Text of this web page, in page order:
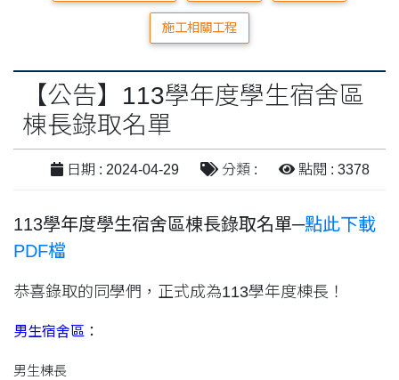
施工相關工程
【公告】113學年度學生宿舍區
棟長錄取名單
日期 : 2024-04-29 分類 : 點閱 : 3378
113學年度學生宿舍區棟長錄取名單─點此下載
PDF檔
恭喜錄取的同學們，正式成為113學年度棟長！
男生宿舍區 ：
男生棟長